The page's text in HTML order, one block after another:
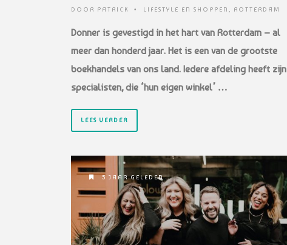
DOOR PATRICK • LIFESTYLE EN SHOPPEN ROTTERDAM
Donner is gevestigd in het hart van Rotterdam – al
meer dan honderd jaar. Het is een van de grootste
boekhandels van ons land. Iedere afdeling heeft zijn
specialisten, die ‘hun eigen winkel’ …
LEES VERDER
5 JAAR GELEDEN